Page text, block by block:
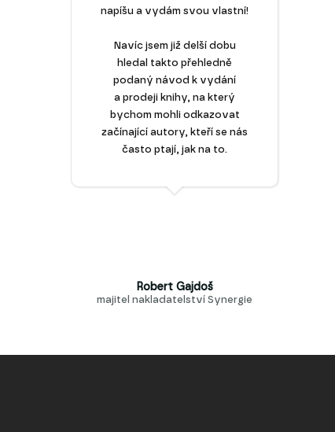
napíšu a vydám svou vlastní!
Navíc jsem již delší dobu
hledal takto přehledně
podaný návod k vydání
a prodeji knihy, na který
bychom mohli odkazovat
začínající autory, kteří se nás
často ptají, jak na to.
Robert Gajdoš
majitel nakladatelství Synergie